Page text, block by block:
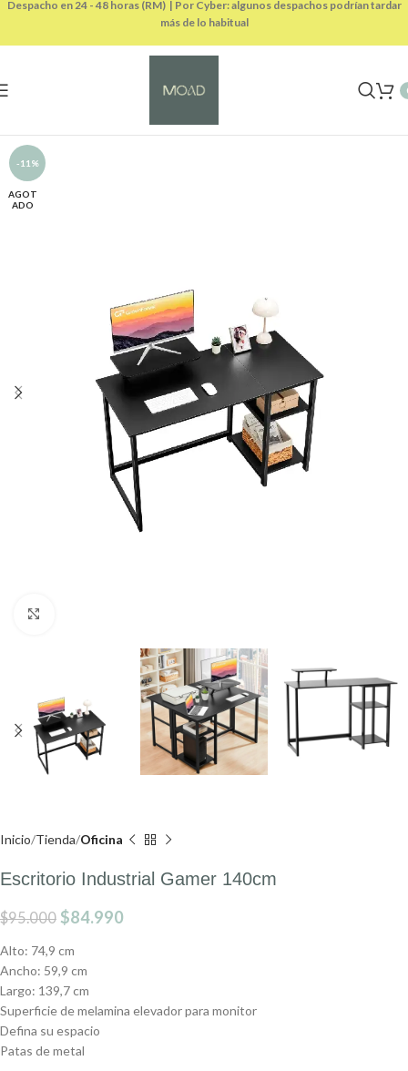
-11%
AGOT
ADO
Inicio Tienda Oficina
Escritorio Industrial Gamer 140cm
$95.000 $84.990
Alto: 74,9 cm
Ancho: 59,9 cm
Largo: 139,7 cm
Superficie de melamina elevador para monitor
Defina su espacio
Patas de metal
Despacho en 24 - 48 horas (RM) | Por Cyber: algunos despachos podrían tardar
más de lo habitual